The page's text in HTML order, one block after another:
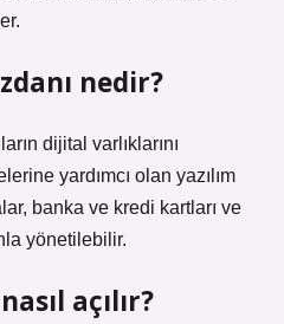
nedir?
dijital varlıklarını
yardımcı olan yazılım
banka ve kredi kartları ve
yönetilebilir.
açılır?